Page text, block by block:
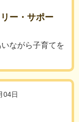
ー・サポー
ながら子育てを
04日